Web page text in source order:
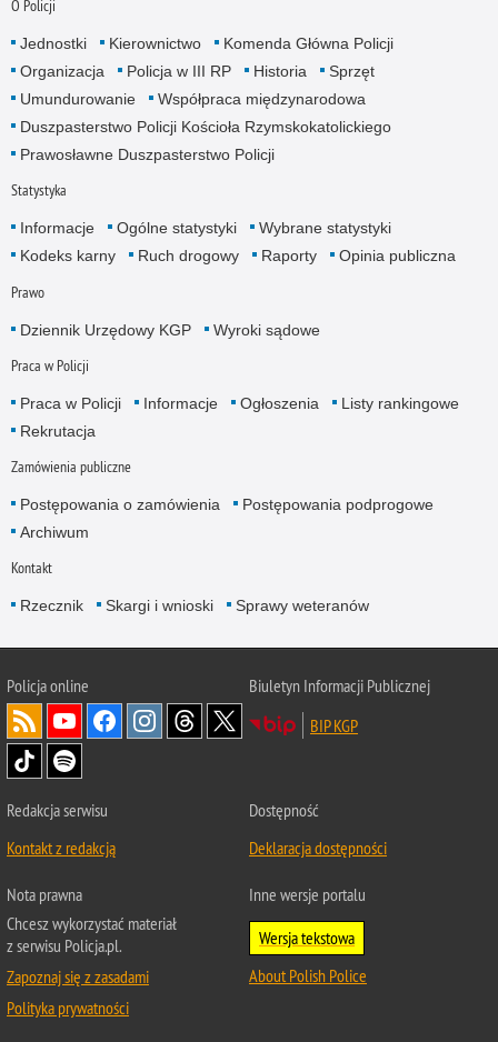
O Policji
Jednostki Kierownictwo
Komenda Główna Policji
Organizacja
Policja w III RP Historia
Sprzęt
Umundurowanie
Współpraca międzynarodowa
Duszpasterstwo Policji Kościoła Rzymskokatolickiego
Prawosławne Duszpasterstwo Policji
Statystyka
Informacje Ogólne statystyki
Wybrane statystyki
Kodeks karny
Ruch drogowy Raporty Opinia publiczna
Prawo
Dziennik Urzędowy KGP Wyroki sądowe
Praca w Policji
Praca w Policji Informacje Ogłoszenia
Listy rankingowe
Rekrutacja
Zamówienia publiczne
Postępowania o zamówienia
Postępowania podprogowe
Archiwum
Kontakt
Rzecznik Skargi i wnioski Sprawy weteranów
Policjaonline
Biuletyn Informacji Publicznej
BIP KGP
Redakcja serwisu
Kontakt z redakcją
Dostępność
Deklaracja dostępności
Nota prawna
Chcesz wykorzystać materiał
z serwisu Policja.pl.
Zapoznaj się z zasadami
Polityka prywatności
Inne wersje portalu
Wersja tekstowa
About Polish Police